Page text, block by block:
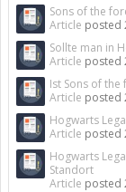
Sons of the
Article posted
Sollte man in
Article posted
Ist Sons of
Article posted
Hogwarts
Article posted
Hogwarts
Standort
Article posted